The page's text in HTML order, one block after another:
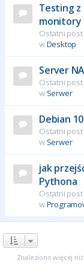
Testing z
monitory
Ostatni
wDesktop
Server
Ostatni
w Serwer
Debian
Ostatni
w Serwer
jak
Pythona
Ostatni
w
Znaleziono więcej